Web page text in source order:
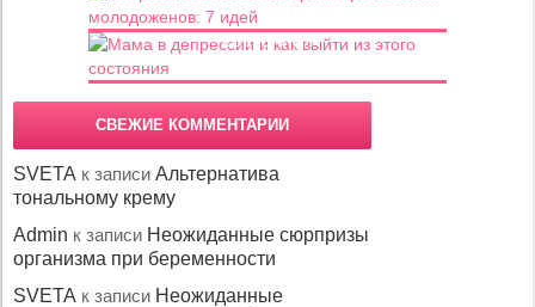
Мама в депрессии и как выйти из этого
состояния
СВЕЖИЕ КОММЕНТАРИИ
SVETA к записиАльтернатива
тональному крему
Admin к записи Неожиданные сюрпризы
организма при беременности
SVETA к записи Неожиданные